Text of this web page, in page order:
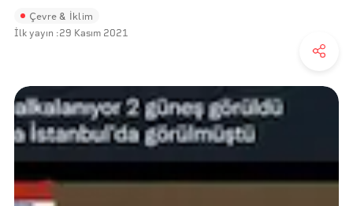
Çevre & İklim
İlk yayın :29 Kasım 2021